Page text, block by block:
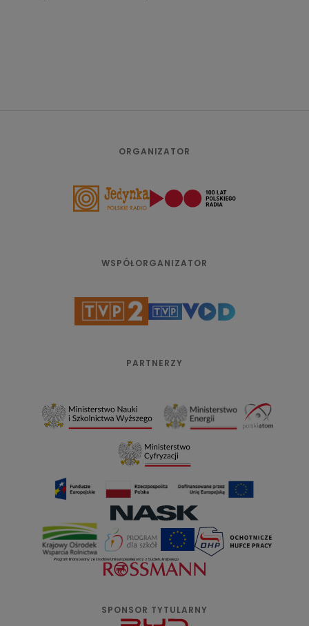
ORGANIZATOR
WSPÓŁORGANIZATOR
PARTNERZY
Program finansowany ze środków Unii Europejskiej oraz z budżetu krajowego
SPONSOR TYTULARNY